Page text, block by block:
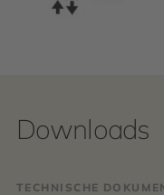
Downloads
TECHNISCHE